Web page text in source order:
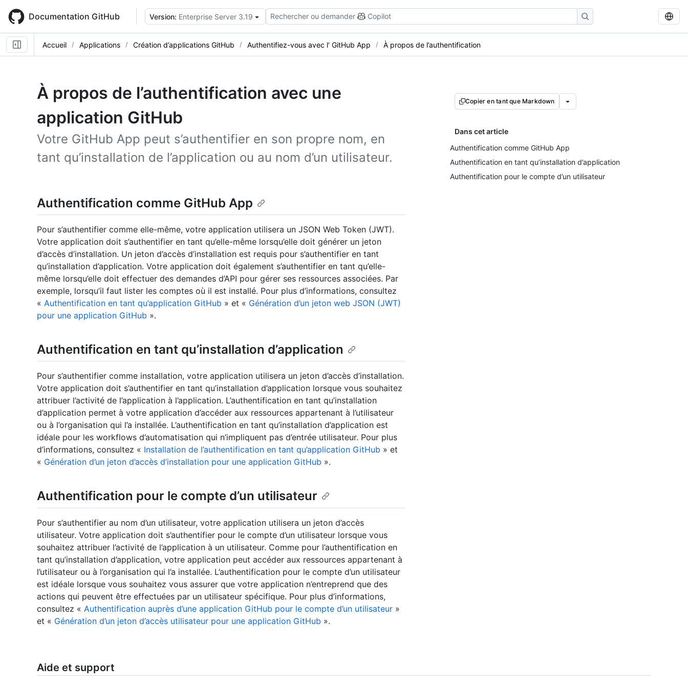
main
content
Documentation GitHub Version: Enterprise Server 3.19 Rechercher ou demander Copilot
Accueil Applications Création d’applications GitHub Authentifiez-vous avec l' GitHub App À propos de l’authentification
À propos de l’authentification avec une
application GitHub
Votre GitHub App peut s’authentifier en son propre nom, en
tant qu’installation de l’application ou au nom d’un utilisateur.
Copier en tant que Markdown
Dans cet article
Authentification comme GitHub App
Authentification en tant qu’installation d’application
Authentification pour le compte d’un utilisateur
Authentification comme GitHub App
Pour s’authentifier comme elle-même, votre application utilisera un JSON Web Token (JWT).
Votre application doit s’authentifier en tant qu’elle-même lorsqu’elle doit générer un jeton
d’accès d’installation. Un jeton d’accès d’installation est requis pour s’authentifier en tant
qu’installation d’application. Votre application doit également s’authentifier en tant qu’elle-
même lorsqu’elle doit effectuer des demandes d’API pour gérer ses ressources associées. Par
exemple, lorsqu’il faut lister les comptes où il est installé. Pour plus d’informations, consultez
« Authentification en tant qu’application GitHub » et « Génération d’un jeton web JSON (JWT)
pour une application GitHub ».
Authentification en tant qu’installation d’application
Pour s’authentifier comme installation, votre application utilisera un jeton d’accès d’installation.
Votre application doit s’authentifier en tant qu’installation d’application lorsque vous souhaitez
attribuer l’activité de l’application à l’application. L’authentification en tant qu’installation
d’application permet à votre application d’accéder aux ressources appartenant à l’utilisateur
ou à l’organisation qui l’a installée. L’authentification en tant qu’installation d’application est
idéale pour les workflows d’automatisation qui n’impliquent pas d’entrée utilisateur. Pour plus
d’informations, consultez « Installation de l’authentification en tant qu’application GitHub » et
« Génération d’un jeton d’accès d’installation pour une application GitHub ».
Authentification pour le compte d’un utilisateur
Pour s’authentifier au nom d’un utilisateur, votre application utilisera un jeton d’accès
utilisateur. Votre application doit s’authentifier pour le compte d’un utilisateur lorsque vous
souhaitez attribuer l’activité de l’application à un utilisateur. Comme pour l’authentification en
tant qu’installation d’application, votre application peut accéder aux ressources appartenant à
l’utilisateur ou à l’organisation qui l’a installée. L’authentification pour le compte d’un utilisateur
est idéale lorsque vous souhaitez vous assurer que votre application n’entreprend que des
actions qui peuvent être effectuées par un utilisateur spécifique. Pour plus d’informations,
consultez « Authentification auprès d’une application GitHub pour le compte d’un utilisateur »
et « Génération d’un jeton d’accès utilisateur pour une application GitHub ».
Aide et support